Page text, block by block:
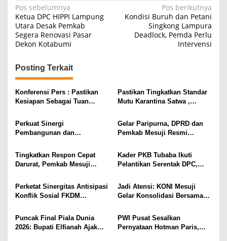
N
a
v
g
a
s
p
o
s
Pos sebelumnya
Ketua DPC HIPPI Lampung
Utara Desak Pemkab
Segera Renovasi Pasar
Dekon Kotabumi
Pos berikutnya
Kondisi Buruh dan Petani
Singkong Lampura
Deadlock, Pemda Perlu
Intervensi
Posting Terkait
Konferensi Pers : Pastikan
Kesiapan Sebagai Tuan
Tiga Venue Pelaksanaan
Soeratin Cup Piala Gubernur
Lampung
Pastikan Tingkatkan Standar
Mutu Karantina Satwa ,
Langsung Instalasi
Pengolahan Pangan PT
Biomedika Nusantara Indah
Perkuat Sinergi
Pembangunan dan
DPRD Mesuji Gelar Rakor
Forkopimda
Gelar Paripurna, DPRD dan
Pemkab Mesuji Resmi
Pertanggungjawaban APBD
2025
Tingkatkan Respon Cepat
Darurat, Pemkab Mesuji
Layanan Nomor Tunggal 112
Kader PKB Tubaba Ikuti
Pelantikan Serentak DPC,
Perkuat Konsolidasi Partai
Perketat Sinergitas Antisipasi
Konflik Sosial FKDM
Jadi Atensi: KONI Mesuji
Gelar Konsolidasi Bersama
Rehab Gedung Olahraga,
Sarana Training Center Para
Atlet Daerah
Puncak Final Piala Dunia
2026: Bupati Elfianah Ajak
PWI Pusat Sesalkan
Pernyataan Hotman Paris,